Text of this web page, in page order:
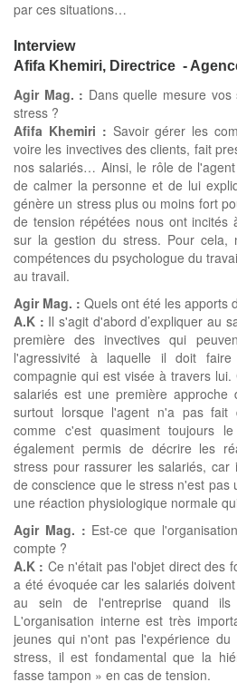
par ces situations…
Interview
Afifa Khemiri, Directrice -
Agir Mag. : Dans quelle mesure
stress ?
Afifa Khemiri : Savoir gérer les
voire les invectives des clients, fait
nos salariés… Ainsi, le rôle de
de calmer la personne et de lui
génère un stress plus ou moins fort
de tension répétées nous ont incités
sur la gestion du stress. Pour cela,
compétences du psychologue du
au travail.
Agir Mag. : Quels ont été les apports
A.K : Il s'agit d'abord d’expliquer au
première des invectives qui
l'agressivité à laquelle il doit
compagnie qui est visée à travers
salariés est une première approche
surtout lorsque l'agent n'a pas fait
comme c'est quasiment toujours
également permis de décrire les
stress pour rassurer les salariés,
de conscience que le stress n'est pas
une réaction physiologique normale
Agir Mag. : Est-ce que
compte ?
A.K : Ce n'était pas l'objet direct des
a été évoquée car les salariés
au sein de l'entreprise quand
L'organisation interne est très
jeunes qui n'ont pas l'expérience
stress, il est fondamental que la
fasse tampon » en cas de tension.